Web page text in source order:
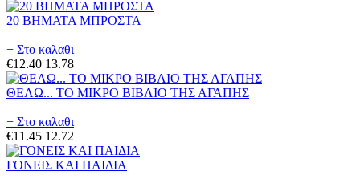
20 ΒΗΜΑΤΑ ΜΠΡΟΣΤΑ
+ Στο καλαθι
€12.40 13.78
ΘΕΛΩ... ΤΟ ΜΙΚΡΟ ΒΙΒΛΙΟ ΤΗΣ ΑΓΑΠΗΣ
+ Στο καλαθι
€11.45 12.72
ΓΟΝΕΙΣ ΚΑΙ ΠΑΙΔΙΑ